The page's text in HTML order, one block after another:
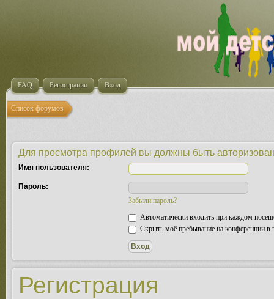
FAQ Регистрация Вход
Список форумов
Для просмотра профилей вы должны быть
Имя пользователя:
Пароль:
Забыли пароль?
Автоматически входить при каждом
Скрыть моё пребывание на конференции в
Регистрация